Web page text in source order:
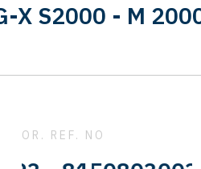
X S2000 - M
OR. REF. NO